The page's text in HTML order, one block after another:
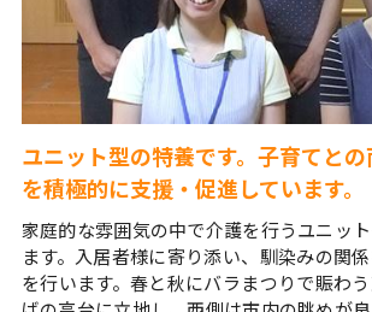
ユニット型の特養です。子育てと
を積極的に支援・促進しています。
家庭的な雰囲気の中で介護を行うユニッ
ます。入居者様に寄り添い、馴染みの関
を行います。春と秋にバラまつりで賑わ